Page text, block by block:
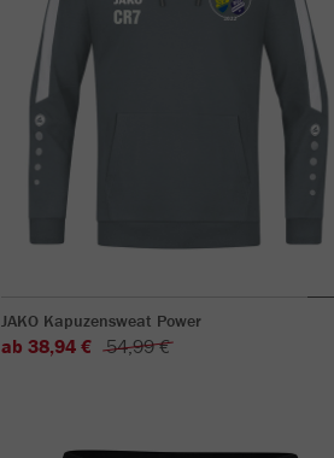
JAKO Kapuzensweat Power
ab 38,94 € 54,99 €